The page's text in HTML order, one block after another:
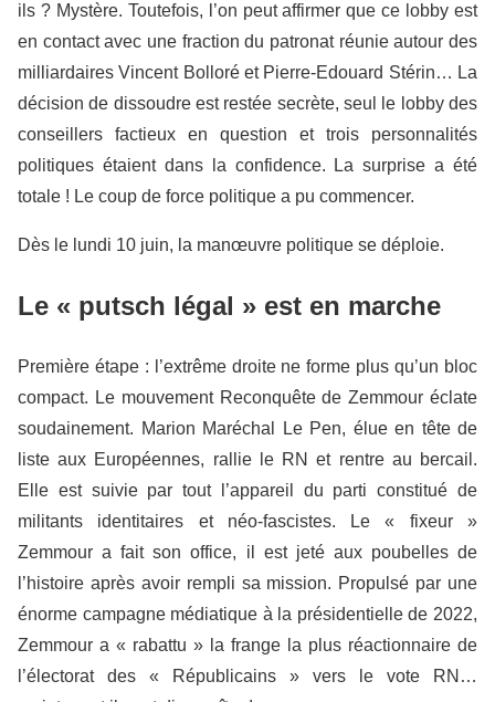
ils ? Mystère. Toutefois, l’on peut affirmer que ce lobby est
en contact avec une fraction du patronat réunie autour des
milliardaires Vincent Bolloré et Pierre-Edouard Stérin… La
décision de dissoudre est restée secrète, seul le lobby des
conseillers factieux en question et trois personnalités
politiques étaient dans la confidence. La surprise a été
totale ! Le coup de force politique a pu commencer.
Dès le lundi 10 juin, la manœuvre politique se déploie.
Le « putsch légal » est en marche
Première étape : l’extrême droite ne forme plus qu’un bloc
compact. Le mouvement Reconquête de Zemmour éclate
soudainement. Marion Maréchal Le Pen, élue en tête de
liste aux Européennes, rallie le RN et rentre au bercail.
Elle est suivie par tout l’appareil du parti constitué de
militants identitaires et néo-fascistes. Le « fixeur »
Zemmour a fait son office, il est jeté aux poubelles de
l’histoire après avoir rempli sa mission. Propulsé par une
énorme campagne médiatique à la présidentielle de 2022,
Zemmour a « rabattu » la frange la plus réactionnaire de
l’électorat des « Républicains » vers le vote RN…